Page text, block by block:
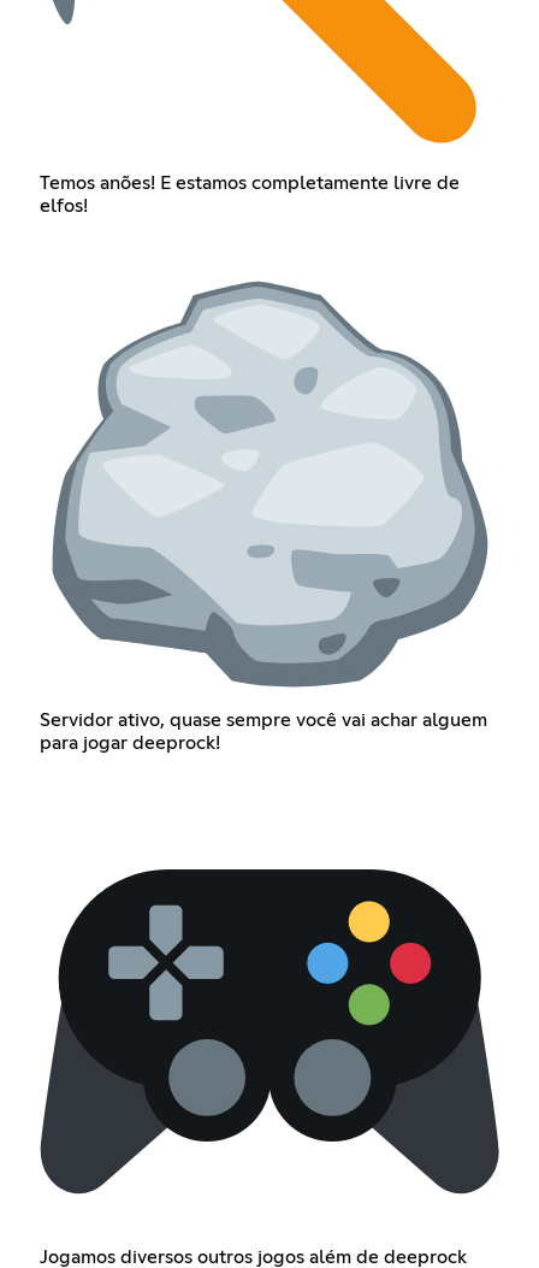
Temos anões! E estamos completamente livre de
elfos!
Servidor ativo, quase sempre você vai achar alguem
para jogar deeprock!
Jogamos diversos outros jogos além de deeprock